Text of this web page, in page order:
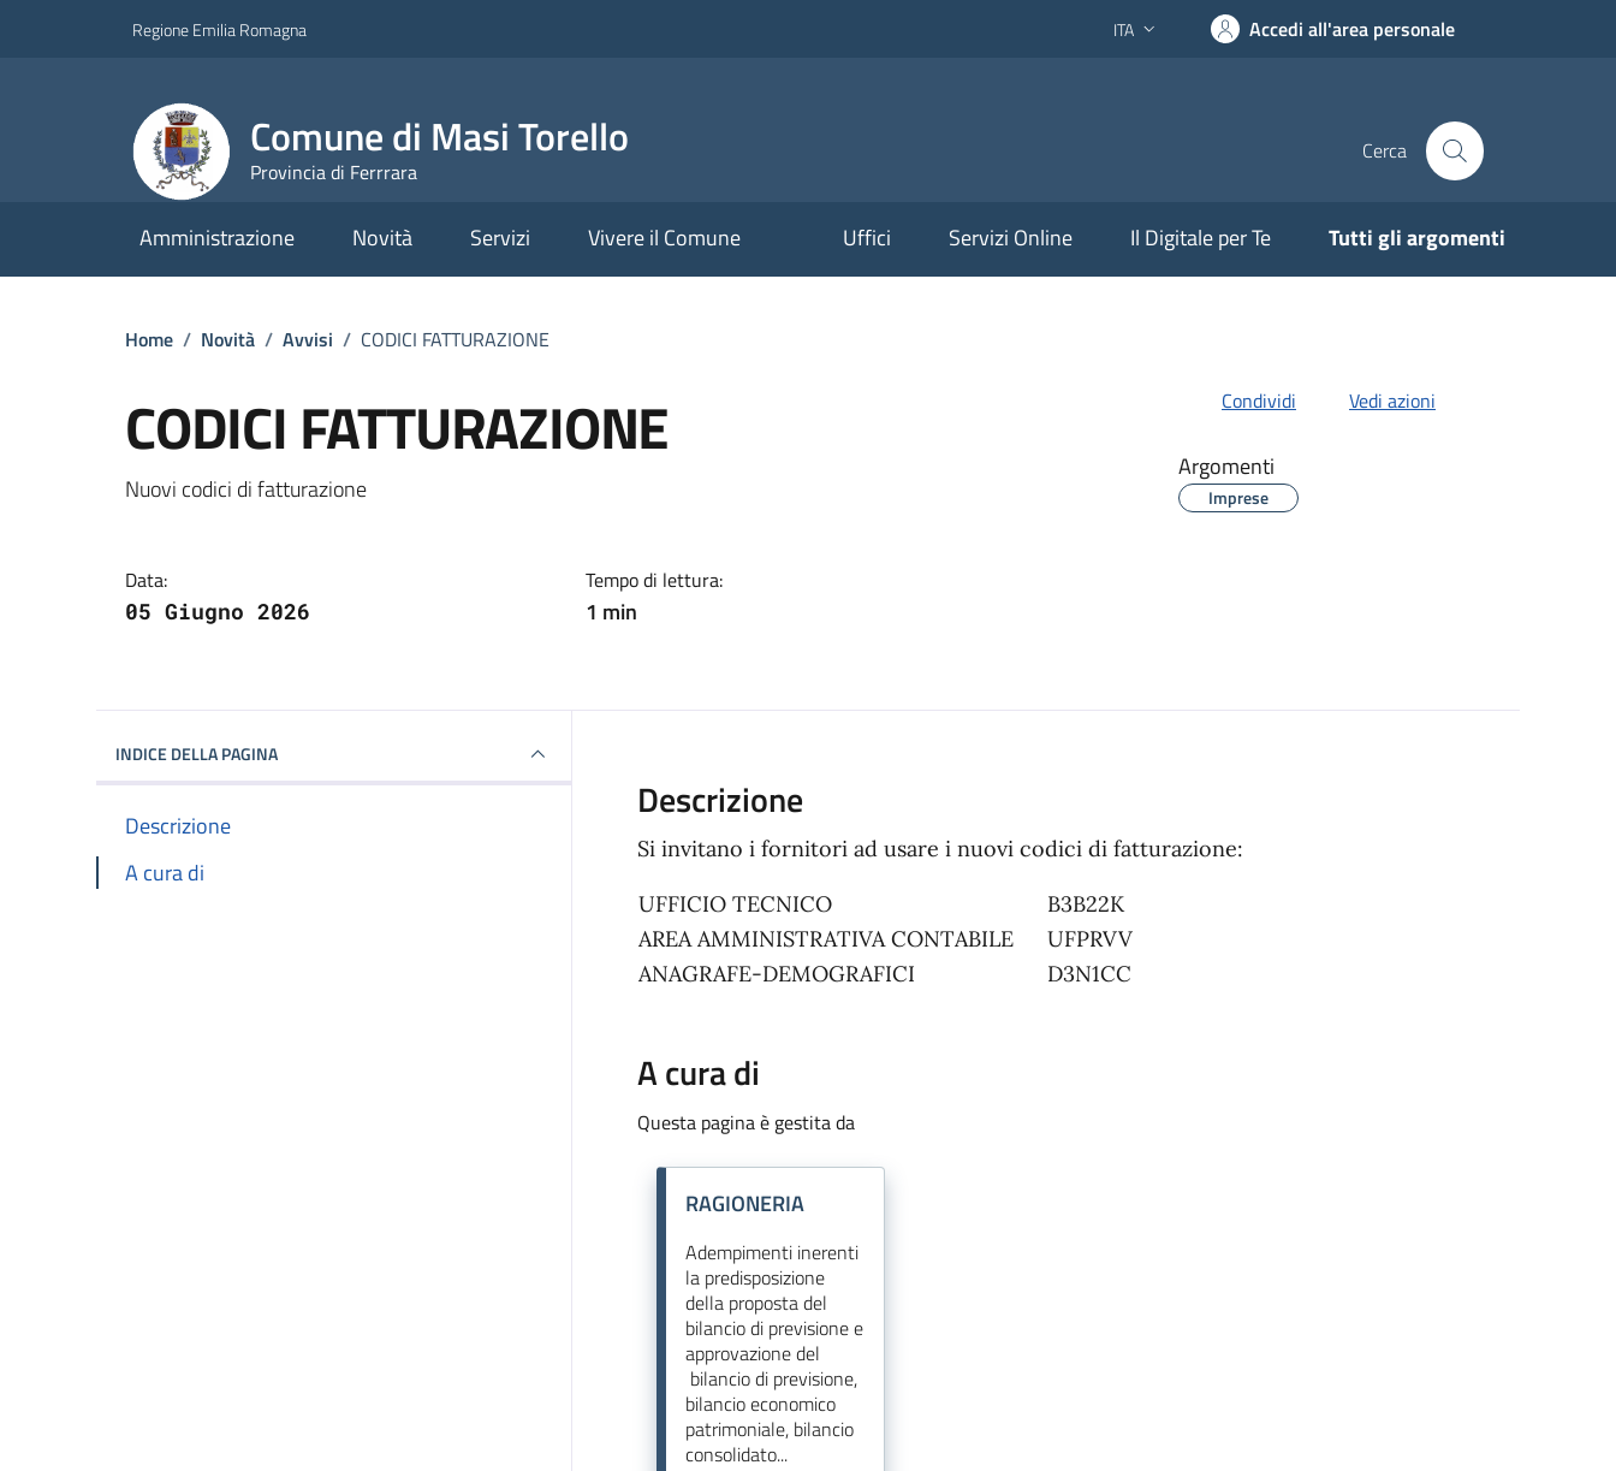
Regione Emilia Romagna Lingua attiva:
ITA Accedi all'area personale
Comune di Masi Torello
Provincia di Ferrrara
Cerca
Amministrazione Novità Servizi Vivere il Comune Uffici Servizi Online Il Digitale per Te Tutti gli argomenti
Home / Novità / Avvisi / CODICI FATTURAZIONE
CODICI FATTURAZIONE
Dettagli della notizia
Nuovi codici di fatturazione
Data:
05 Giugno 2026
Tempo di lettura:
1 min
Condividi Vedi azioni
Argomenti
Imprese
INDICE DELLA PAGINA
Descrizione
A cura di
Descrizione
Si invitano i fornitori ad usare i nuovi codici di fatturazione:
UFFICIO TECNICO
B3B22K
AREA AMMINISTRATIVA CONTABILE
UFPRVV
ANAGRAFE-DEMOGRAFICI
D3N1CC
A cura di
Questa pagina è gestita da
RAGIONERIA
Adempimenti inerenti
la predisposizione
della proposta del
bilancio di previsione e
approvazione del
bilancio di previsione,
bilancio economico
patrimoniale, bilancio
consolidato...